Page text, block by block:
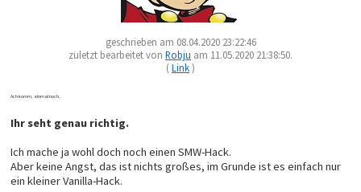
geschrieben am 08.04.2020 23:22:46
zuletzt bearbeitet von Robju am 11.05.2020 21:38:50.
(Link)
Ach komm, einmal noch.
Ihr seht genau richtig.
Ich mache ja wohl doch noch einen SMW-Hack.
Aber keine Angst, das ist nichts großes, im Grunde ist es einfach nur
ein kleiner Vanilla-Hack.